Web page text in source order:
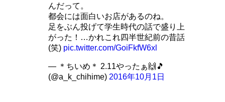
んだって。
都会には面白いお店があるのね。
足をぶん投げて学生時代の話で盛り上
がった！…かれこれ四半世紀前の昔話
(笑) pic.twitter.com/GoiFkfW6xl
— ＊ちいめ＊ 2.11やったぁ🙌🎵
(@a_k_chihime) 2016年10月1日